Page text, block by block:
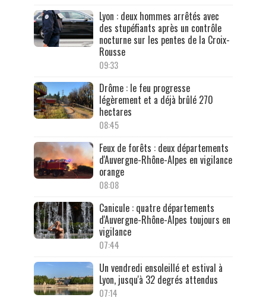
Lyon : deux hommes arrêtés avec
des stupéfiants après un contrôle
nocturne sur les pentes de la Croix-
Rousse
09:33
Drôme : le feu progresse
légèrement et a déjà brûlé 270
hectares
08:45
Feux de forêts : deux départements
d'Auvergne-Rhône-Alpes en vigilance
orange
08:08
Canicule : quatre départements
d'Auvergne-Rhône-Alpes toujours en
vigilance
07:44
Un vendredi ensoleillé et estival à
Lyon, jusqu'à 32 degrés attendus
07:14